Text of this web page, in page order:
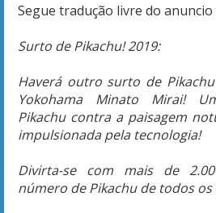
Segue tradução livre do anuncio
Surto de Pikachu! 2019:
Haverá outro surto de
Yokohama Minato Mirai!
Pikachu contra a paisagem
impulsionada pela tecnologia!
Divirta-se com mais de
número de Pikachu de todos